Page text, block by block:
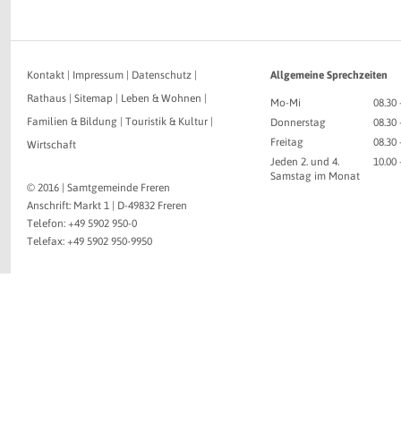
Kontakt Impressum Datenschutz
Rathaus
Sitemap Leben & Wohnen
Familien & Bildung
Touristik & Kultur
Wirtschaft
© 2016 | Samtgemeinde Freren
Anschrift: Markt 1 | D-49832 Freren
Telefon: +49 5902 950-0
Telefax: +49 5902 950-9950
Allgemeine Sprechzeiten
Mo-Mi
08.30
Donnerstag
08.30
Freitag
08.30
Jeden 2. und 4.
Samstag im Monat